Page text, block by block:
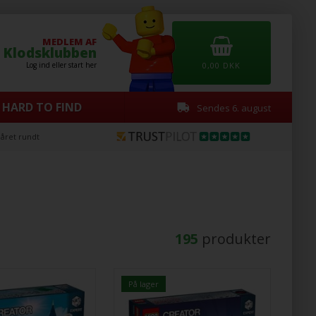
MEDLEM AF
Klodsklubben
Log ind eller start her 0,00 DKK
TO FIND Sendes 6. august
Fragt fra DKK 55
195 produkter
På lager